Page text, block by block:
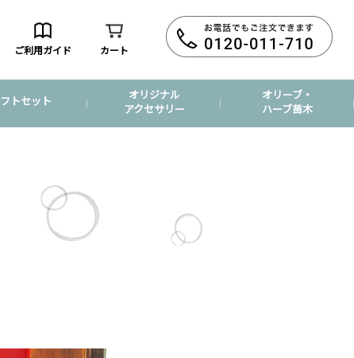
ご利用ガイド カート
トセット
オリジナル
アクセサリー
オリーブ・
ハーブ苗木